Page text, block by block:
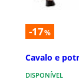
-17%
Cavalo e
DISPONÍVEL